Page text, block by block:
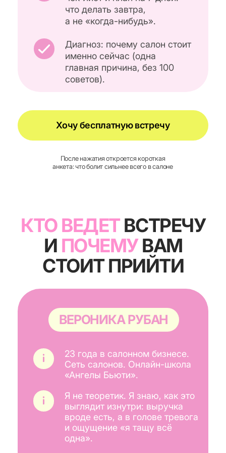
Хочу бесплатную встречу
После нажатия откроется короткая
анкета: что болит сильнее всего в салоне
КТО ВЕДЕТВСТРЕЧУ
ПОЧЕМУВАМ
СТОИТ ПРИЙТИ
На встрече я быстро вижу, где
слабое место в управлении
первым, чтобы салон начал
приносить стабильную
прибыль.
Я не теоретик. Я знаю, как это
выглядит изнутри: выручка
и ощущение «я тащу всё
23 года в салонном бизнесе.
Сеть салонов. Онлайн-школа
«Ангелы Бьюти».